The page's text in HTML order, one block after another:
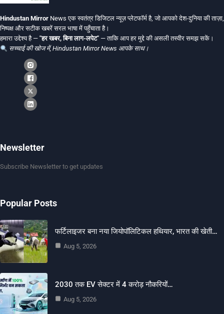
Hindustan Mirror News एक स्वतंत्र डिजिटल न्यूज़ प्लेटफॉर्म है, जो आपको देश-दुनिया की ताज़ा,
निष्पक्ष और सटीक खबरें सरल भाषा में पहुँचाता है।
हमारा उद्देश्य है — "हर खबर, बिना लाग-लपेट" — ताकि आप हर मुद्दे की असली तस्वीर समझ सकें।
सच्चाई की खोज में, Hindustan Mirror News आपके साथ।
Newsletter
Subscribe Newsletter to get updates
Popular Posts
फर्टिलाइजर बना नया जियोपॉलिटिकल हथियार, भारत की खेती…
Aug 5, 2026
2030 तक EV सेक्टर में 4 करोड़ नौकरियों…
Aug 5, 2026